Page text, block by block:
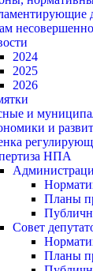
2024
2025
2026
и
и
НПА
Планы
Совет
Планы